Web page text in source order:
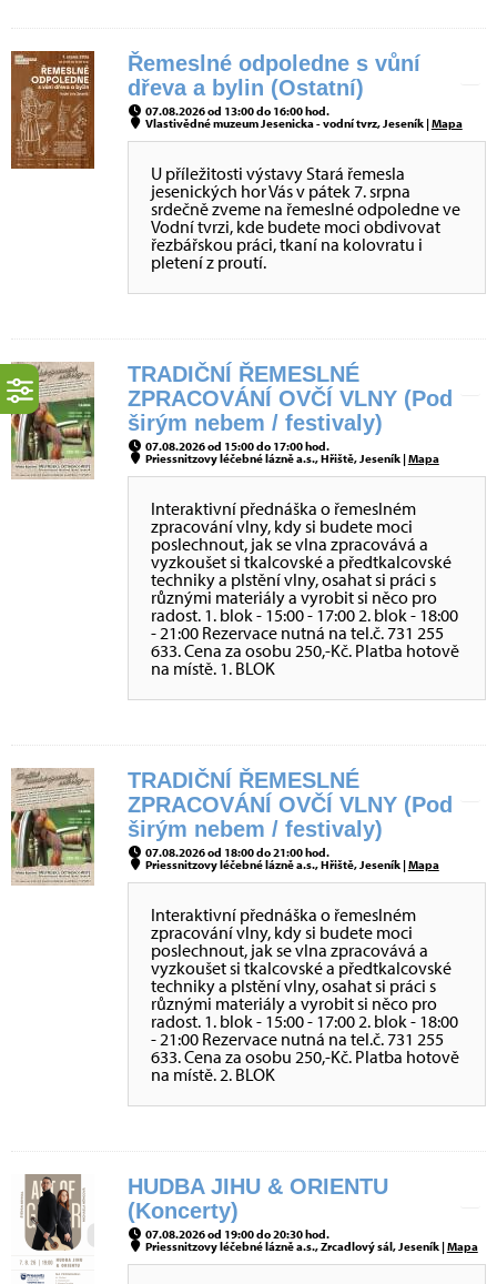
Řemeslné odpoledne s vůní
dřeva a bylin (Ostatní)
07.08.2026 od 13:00 do 16:00 hod.
Vlastivědné muzeum Jesenicka - vodní tvrz, Jeseník |Mapa
U příležitosti výstavy Stará řemesla
jesenických hor Vás v pátek 7. srpna
srdečně zveme na řemeslné odpoledne ve
Vodní tvrzi, kde budete moci obdivovat
řezbářskou práci, tkaní na kolovratu i
pletení z proutí.
TRADIČNÍ ŘEMESLNÉ
ZPRACOVÁNÍ OVČÍ VLNY (Pod
širým nebem / festivaly)
07.08.2026 od 15:00 do 17:00 hod.
Priessnitzovy léčebné lázně a.s., Hřiště, Jeseník |Mapa
Interaktivní přednáška o řemeslném
zpracování vlny, kdy si budete moci
poslechnout, jak se vlna zpracovává a
vyzkoušet si tkalcovské a předtkalcovské
techniky a plstění vlny, osahat si práci s
různými materiály a vyrobit si něco pro
radost. 1. blok - 15:00 - 17:00 2. blok - 18:00
- 21:00 Rezervace nutná na tel.č. 731 255
633. Cena za osobu 250,-Kč. Platba hotově
na místě. 1. BLOK
TRADIČNÍ ŘEMESLNÉ
ZPRACOVÁNÍ OVČÍ VLNY (Pod
širým nebem / festivaly)
07.08.2026 od 18:00 do 21:00 hod.
Priessnitzovy léčebné lázně a.s., Hřiště, Jeseník |Mapa
Interaktivní přednáška o řemeslném
zpracování vlny, kdy si budete moci
poslechnout, jak se vlna zpracovává a
vyzkoušet si tkalcovské a předtkalcovské
techniky a plstění vlny, osahat si práci s
různými materiály a vyrobit si něco pro
radost. 1. blok - 15:00 - 17:00 2. blok - 18:00
- 21:00 Rezervace nutná na tel.č. 731 255
633. Cena za osobu 250,-Kč. Platba hotově
na místě. 2. BLOK
HUDBA JIHU & ORIENTU
(Koncerty)
07.08.2026 od 19:00 do 20:30 hod.
Priessnitzovy léčebné lázně a.s., Zrcadlový sál, Jeseník |Mapa